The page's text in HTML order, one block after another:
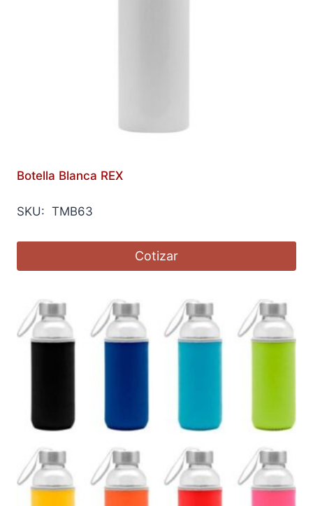
Botella Blanca REX
SKU: TMB63
Cotizar